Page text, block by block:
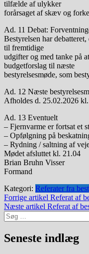
tilfælde af ulykker
forårsaget af skæv og
Ad. 11 Debat:
Bestyrelsen har
til fremtidige
udgifter og med tanke på
budgetforslag til næste
bestyrelsesmøde, som
Ad. 12 Næste
Afholdes d. 25.02.2026
Ad. 13 Eventuelt
– Fjernvarme er fortsat et
– Opfølgning på
– Rydning / saltning af
Mødet afsluttet kl. 21.04
Brian Bruhn Visser
Formand
Kategori: Referater fra
Forrige artikel Referat af
Næste artikel Referat af
Søg
efter:
Seneste indlæg